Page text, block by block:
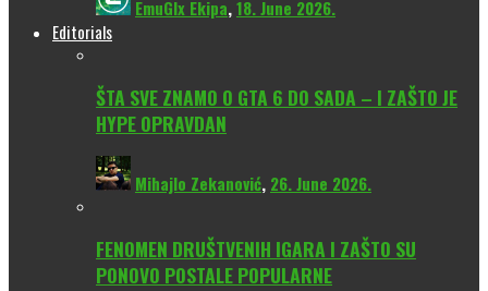
EmuGlx Ekipa,18. June 2026.
Editorials
ŠTA SVE ZNAMO O GTA 6 DO SADA – I ZAŠTO JE
HYPE OPRAVDAN
Mihajlo Zekanović, 26. June 2026.
FENOMEN DRUŠTVENIH IGARA I ZAŠTO SU
PONOVO POSTALE POPULARNE